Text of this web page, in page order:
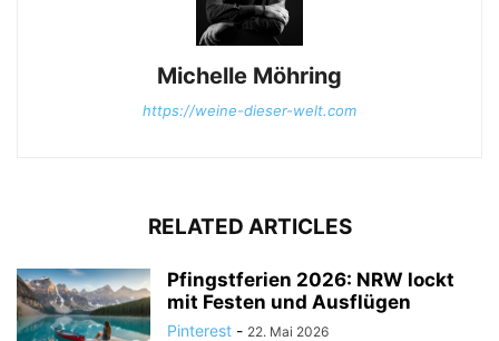
Michelle Möhring
https://weine-dieser-welt.com
RELATED ARTICLES
Pfingstferien 2026: NRW lockt
mit Festen und Ausflügen
Pinterest - 22. Mai 2026